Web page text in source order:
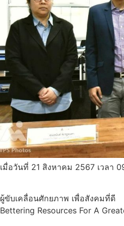
เมื่อวันที่ 21 สิงหาคม 2567 เวลา
ผู้ขับเคลื่อนศักยภาพ เพื่อสังคมที่ดี
Bettering Resources For A